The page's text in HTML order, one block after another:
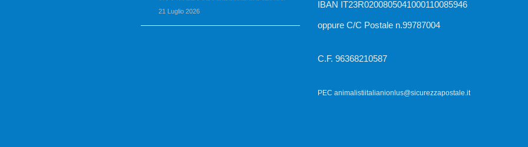
21 Luglio 2026
IBAN IT23R0200805041000110085946
oppure C/C Postale n.99787004
C.F. 96368210587
PEC animalistiitalianionlus@sicurezzapostale.it